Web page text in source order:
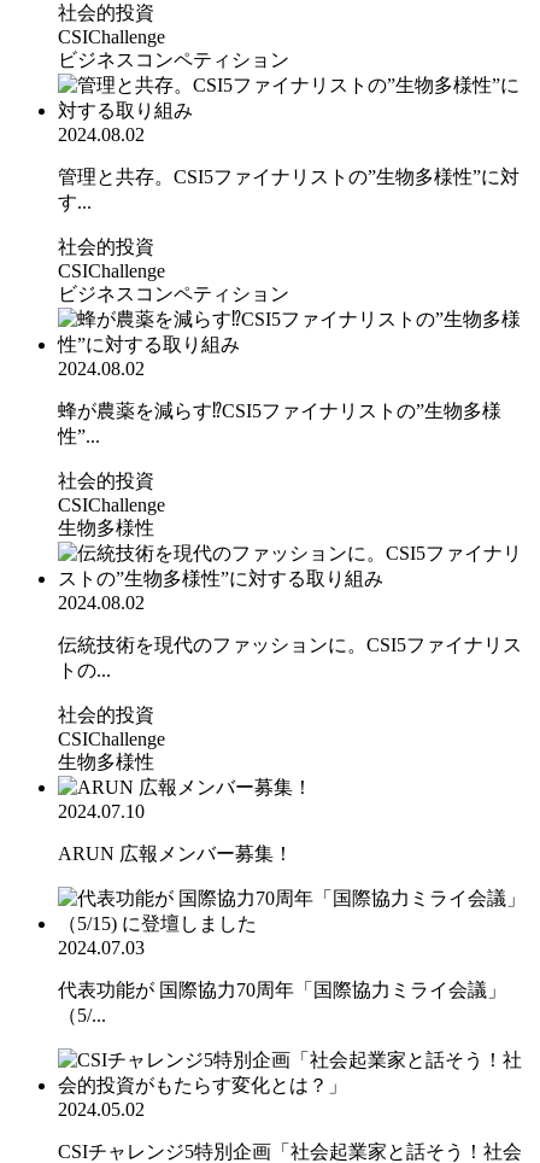
社会的投資
CSIChallenge
ビジネスコンペティション
2024.08.02
管理と共存。CSI5ファイナリストの”生物多様性”に対
す...
社会的投資
CSIChallenge
ビジネスコンペティション
2024.08.02
蜂が農薬を減らす⁉CSI5ファイナリストの”生物多様
性”...
社会的投資
CSIChallenge
生物多様性
2024.08.02
伝統技術を現代のファッションに。CSI5ファイナリス
トの...
社会的投資
CSIChallenge
生物多様性
2024.07.10
ARUN 広報メンバー募集！
2024.07.03
代表功能が 国際協力70周年「国際協力ミライ会議」
（5/...
2024.05.02
CSIチャレンジ5特別企画「社会起業家と話そう！社会